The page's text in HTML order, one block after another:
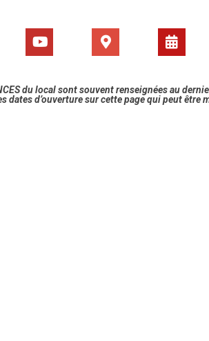
du local sont souvent renseignées au
dates d’ouverture sur cette page qui peut être